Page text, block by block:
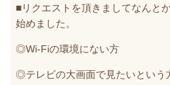
■リクエストを頂きましてなんと
始めました。
◎Wi-Fiの環境にない方
◎テレビの大画面で見たいという